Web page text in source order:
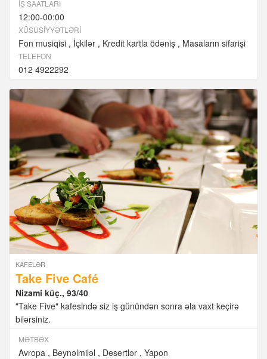
İŞ SAATLARI
12:00-00:00
XÜSUSIYYƏTLƏRI
Fon musiqisi İçkilər Kredit kartla ödəniş Masaların sifarişi
TELEFON
012 4922292
KAFELƏR
Take Five Café
Nizami küç., 93/40
"Take Five" kafesində siz iş günündən sonra əla vaxt keçirə
bilərsiniz.
MƏTBƏX
Avropa Beynəlmiləl Desertlər Yapon